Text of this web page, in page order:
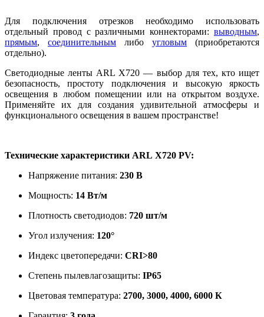
Для подключения отрезков необходимо использовать
отдельный провод с различными коннекторами: выводным,
прямым, соединительным либо угловым (приобретаются
отдельно).
Светодиодные ленты ARL X720 — выбор для тех, кто ищет
безопасность, простоту подключения и высокую яркость
освещения в любом помещении или на открытом воздухе.
Применяйте их для создания удивительной атмосферы и
функционального освещения в вашем пространстве!
Технические характеристики ARL X720 PV:
Напряжение питания: 230 В
Мощность: 14 Вт/м
Плотность светодиодов: 720 шт/м
Угол излучения: 120°
Индекс цветопередачи: CRI>80
Степень пылевлагозащиты: IP65
Цветовая температура: 2700, 3000, 4000, 6000 К